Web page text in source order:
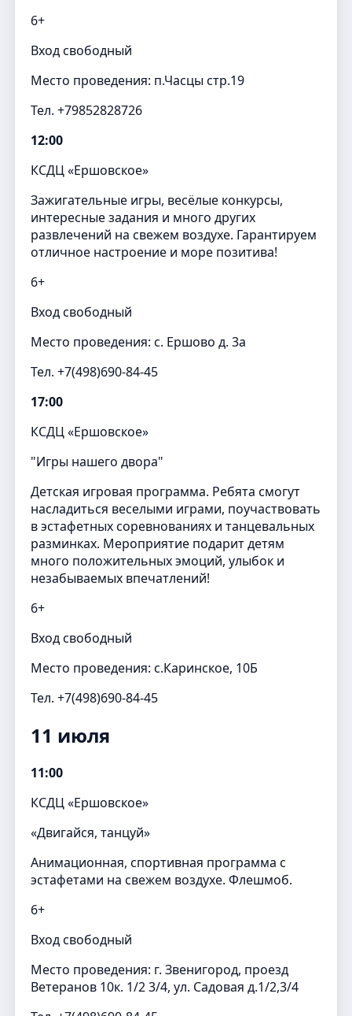
6+
Вход свободный
Место проведения: п.Часцы стр.19
Тел. +79852828726
12:00
КСДЦ «Ершовское»
Зажигательные игры, весёлые конкурсы,
интересные задания и много других
развлечений на свежем воздухе. Гарантируем
отличное настроение и море позитива!
6+
Вход свободный
Место проведения: с. Ершово д. 3а
Тел. +7(498)690-84-45
17:00
КСДЦ «Ершовское»
"Игры нашего двора"
Детская игровая программа. Ребята смогут
насладиться веселыми играми, поучаствовать
в эстафетных соревнованиях и танцевальных
разминках. Мероприятие подарит детям
много положительных эмоций, улыбок и
незабываемых впечатлений!
6+
Вход свободный
Место проведения: с.Каринское, 10Б
Тел. +7(498)690-84-45
11 июля
11:00
КСДЦ «Ершовское»
«Двигайся, танцуй»
Анимационная, спортивная программа с
эстафетами на свежем воздухе. Флешмоб.
6+
Вход свободный
Место проведения: г. Звенигород, проезд
Ветеранов 10к. 1/2 3/4, ул. Садовая д.1/2,3/4